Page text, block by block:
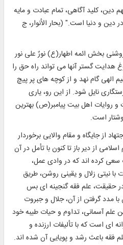
دين، كليد آگاهى، تمام عبادت و مايه
دين و دنيا است." (بحار الأنوار، ج
بخش ائمه اطهار(ع) نورٌ على نور
هدايت‏ گستر آن‏ها مى‏ تواند راه حق را
الهى گام نهد و از كوچه‏ هاى پر پيچ
نايل شود. از اين رو، يارى
و روايات اهل بيت پيامبر(ص) بهترين
است.
از جايگاه و مقام والايى برخوردار
از دير باز تا كنون با تأمل در آن
سعى كرده‏ اند كه در وادى عمل،
با نيتى زلال و يقينى روشن، طريق
در حقيقت، علم فقه گنجينه ‏اى بس
مدد گرفتن از آن، جلال و جبروت
علم آسمانى، تداوم و حيات طيبه خود
اى است كه با تأليفات ارزنده و
فقه باعث رشد و پويايى آن شده ‏اند.